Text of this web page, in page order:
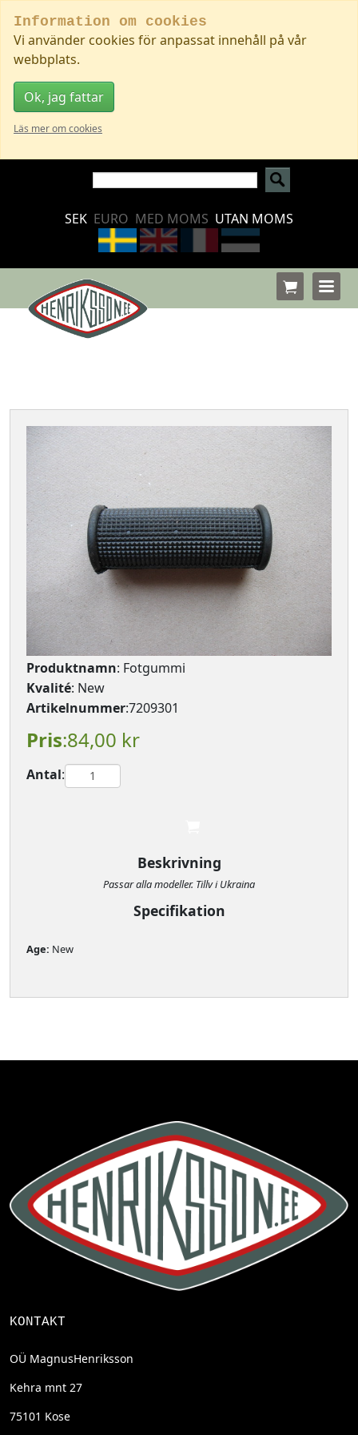
Information om cookies
Vi använder cookies för anpassat innehåll på vår
webbplats.
Ok, jag fattar
Läs mer om cookies
SEK EURO MED MOMS UTAN MOMS
Produktnamn: Fotgummi
Kvalité: New
Artikelnummer:7209301
Pris:84,00 kr
Antal:
Beskrivning
Passar alla modeller. Tillv i Ukraina
Specifikation
Age: New
KONTAKT
OÜ MagnusHenriksson
Kehra mnt 27
75101 Kose